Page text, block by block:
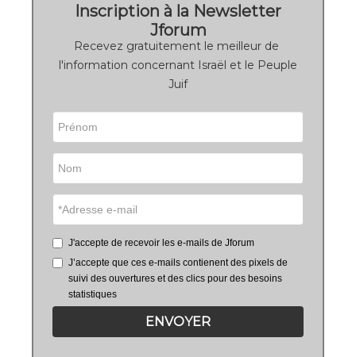
Inscription à la Newsletter
Jforum
Recevez gratuitement le meilleur de
l'information concernant Israël et le Peuple
Juif
J'accepte de recevoir les e-mails de Jforum
J’accepte que ces e-mails contienent des pixels de
suivi des ouvertures et des clics pour des besoins
statistiques
ENVOYER